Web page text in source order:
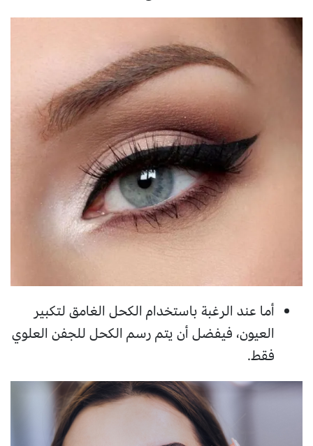
أما عند الرغبة باستخدام الكحل الغامق لتكبير
العيون، فيفضل أن يتم رسم الكحل للجفن العلوي
فقط.